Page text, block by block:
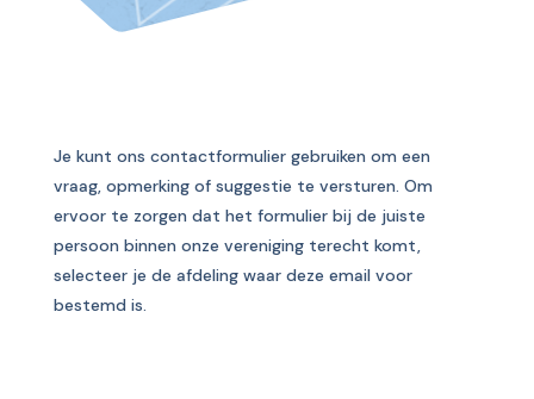
Je kunt ons contactformulier gebruiken om een
vraag, opmerking of suggestie te versturen. Om
ervoor te zorgen dat het formulier bij de juiste
persoon binnen onze vereniging terecht komt,
selecteer je de afdeling waar deze email voor
bestemd is.